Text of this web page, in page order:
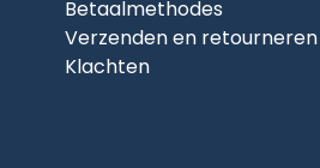
Betaalmethodes
Verzenden en retourneren
Klachten